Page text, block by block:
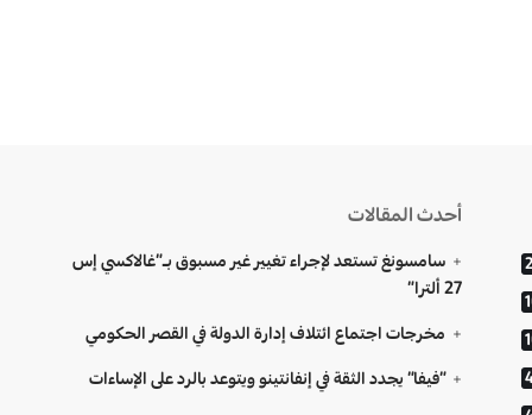
أحدث المقالات
سامسونغ تستعد لإجراء تغيير غير مسبوق بـ”غالاكسي إس
27 ألترا”
مخرجات اجتماع ائتلاف إدارة الدولة في القصر الحكومي
“فيفا” يجدد الثقة في إنفانتينو ويتوعد بالرد على الإساءات